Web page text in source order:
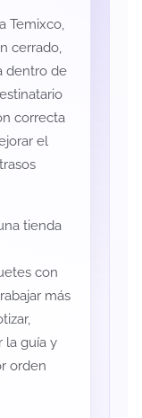
Temixco,
cerrado,
dentro de
correcta
el
tienda
con
más
la guía y
orden